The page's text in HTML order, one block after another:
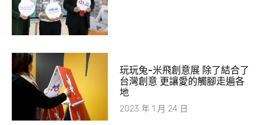
玩玩兔-米飛創意展 除了結合了
台灣創意 更讓愛的觸腳走遍各
地
2023 年 1 月 24 日